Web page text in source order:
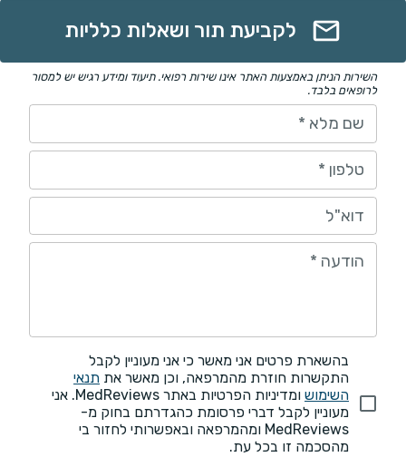
לקביעת תור ושאלות כלליות
השירות הניתן באמצעות האתר אינו שירות רפואי. תיעוד ומידע רגיש יש למסור
לרופאים בלבד.
שם מלא *
טלפון *
דוא"ל
הודעה *
בהשארת פרטים אני מאשר כי אני מעוניין לקבל
התקשרות חוזרת מהמרפאה, וכן מאשר את תנאי
השימוש
ומדיניות הפרטיות באתר MedReviews. אני
מעוניין לקבל דברי פרסומת כהגדרתם בחוק מ-
MedReviews ומהמרפאה ובאפשרותי לחזור בי
מהסכמה זו בכל עת.